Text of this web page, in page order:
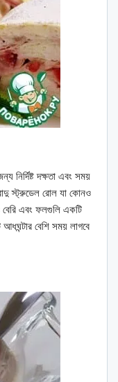
নির্দিষ্ট দক্ষতা এবং সময়
স্ট্রুডেল রোল যা কোনও
বেরি এবং ফলগুলি একটি
বেশি সময় লাগবে